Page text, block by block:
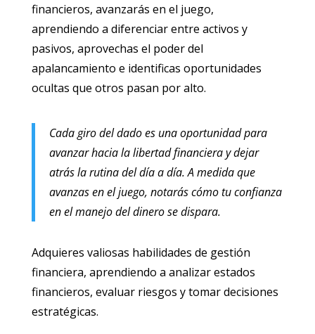
financieros, avanzarás en el juego,
aprendiendo a diferenciar entre activos y
pasivos, aprovechas el poder del
apalancamiento e identificas oportunidades
ocultas que otros pasan por alto.
Cada giro del dado es una oportunidad para
avanzar hacia la libertad financiera y dejar
atrás la rutina del día a día. A medida que
avanzas en el juego, notarás cómo tu confianza
en el manejo del dinero se dispara.
Adquieres valiosas habilidades de gestión
financiera, aprendiendo a analizar estados
financieros, evaluar riesgos y tomar decisiones
estratégicas.